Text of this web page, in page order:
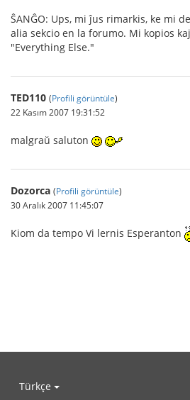
ŜANĜO: Ups, mi ĵus rimarkis, ke mi
alia sekcio en la forumo. Mi kopios
"Everything Else."
TED110 (Profili görüntüle)
22 Kasım 2007 19:31:52
malgraŭ saluton
Dozorca (Profili görüntüle)
30 Aralık 2007 11:45:07
Kiom da tempo Vi lernis Esperanton
Türkçe